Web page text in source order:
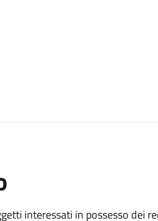
interessati in possesso dei